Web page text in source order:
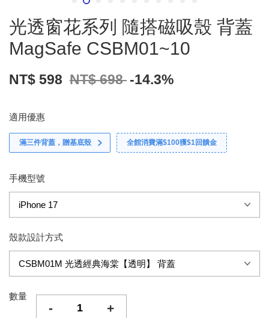
光透窗花系列 隨搭磁吸殼 背蓋
MagSafe CSBM01~10
NT$ 598 NT$ 698 -14.3%
適用優惠
滿三件背蓋，贈基底殼 全館消費滿$100獲$1回饋金
手機型號
殼款設計方式
數量
- +